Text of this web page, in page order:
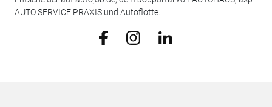
AUTO SERVICE PRAXIS und Autoflotte.